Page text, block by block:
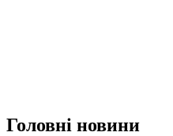
Головні новини